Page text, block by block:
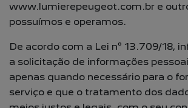
www.lumierepeugeot.com.br e
possuímos e operamos.
De acordo com a Lei nº 13.709/18,
a solicitação de informações
apenas quando necessário para o
serviço e que o tratamento dos